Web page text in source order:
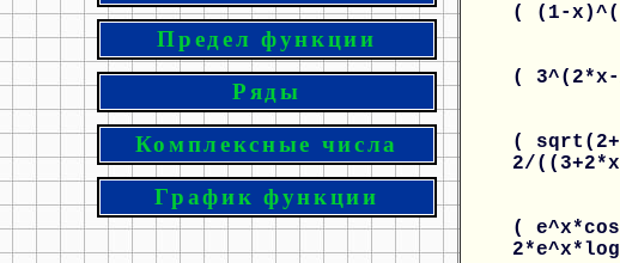
Предел функции
Ряды
Комплексные числа
График функции
( (1-
(
(
2/
(